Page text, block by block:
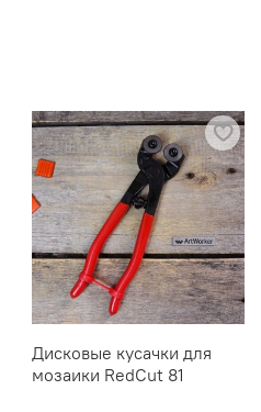
Дисковые кусачки для
мозаики RedCut 81